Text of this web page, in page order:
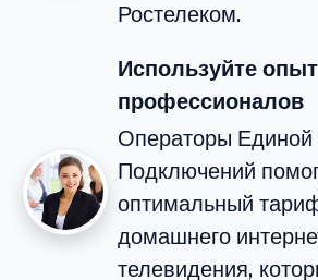
Ростелеком.
Используйте опыт
профессионалов
Операторы
Подключений
оптимальный
домашнего
телевидения,